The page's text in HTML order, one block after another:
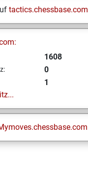
tactics.chessbase.com
1608
0
1